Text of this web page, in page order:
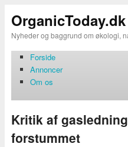
OrganicToday.dk
Nyheder og baggrund om økologi,
Forside
Annoncer
Om os
Kritik af
forstummet